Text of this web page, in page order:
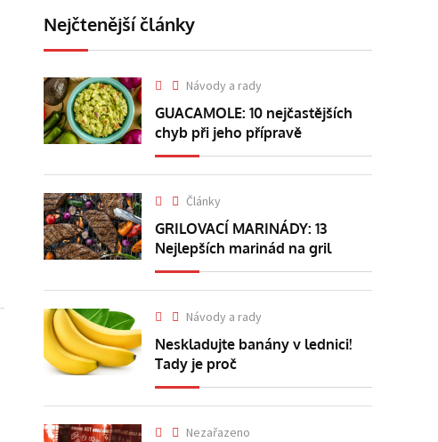
Nejčtenější články
Návody a rady
GUACAMOLE: 10 nejčastějších
chyb při jeho přípravě
Články
GRILOVACÍ MARINÁDY: 13
Nejlepších marinád na gril
Návody a rady
Neskladujte banány v lednici!
Tady je proč
Nezařazeno